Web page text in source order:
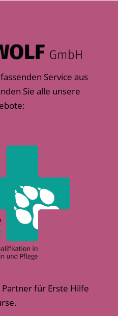
Service aus
Sie alle unsere
für Erste Hilfe